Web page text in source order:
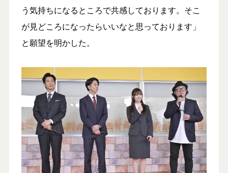
う気持ちになるところで共感しております。そこ
が見どころになったらいいなと思っております」
と願望を明かした。